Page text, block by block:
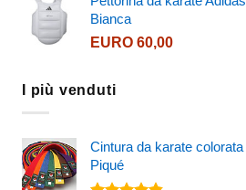
Bianca
EURO60,00
I più venduti
Cintura da karate
Piqué